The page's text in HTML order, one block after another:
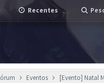
Recentes
Eventos [Evento] Natal